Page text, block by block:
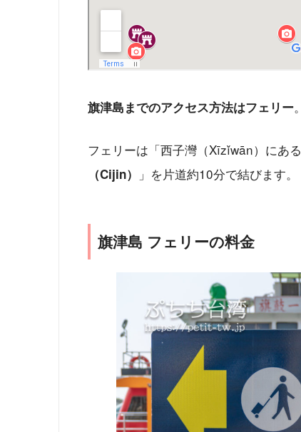
旗津島までのアクセス方法はフェリー。
フェリーは「西子灣（Xīzǐwān）にある
（Cijin）
」を片道約10分で結びます。
旗津島 フェリーの料金